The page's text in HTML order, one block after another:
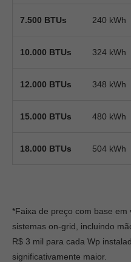
7.500 BTUs 240 kWh
10.000 BTUs 324 kWh
12.000 BTUs 348 kWh
15.000 BTUs 480 kWh
18.000 BTUs 504 kWh
*Faixa de preço com base
sistemas on-grid, incluindo
R$ 3 mil para cada Wp
significativamente maior.